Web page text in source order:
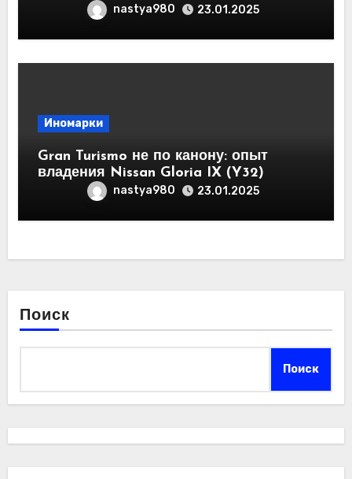
nastya980 23.01.2025
Иномарки
Gran Turismo не по канону: опыт
владения Nissan Gloria IX (Y32)
nastya980 23.01.2025
Поиск
Поиск